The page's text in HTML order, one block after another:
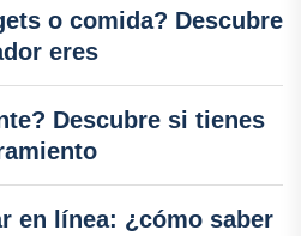
o comida? Descubre
eres
Descubre si tienes
en línea: ¿cómo saber